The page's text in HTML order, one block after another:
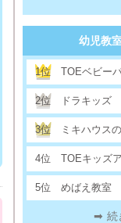
幼児教
1位 TOEベビー
2位 ドラキッズ
3位 ミキハウス
4位 TOEキッズ
5位 めばえ教室
➡ 続